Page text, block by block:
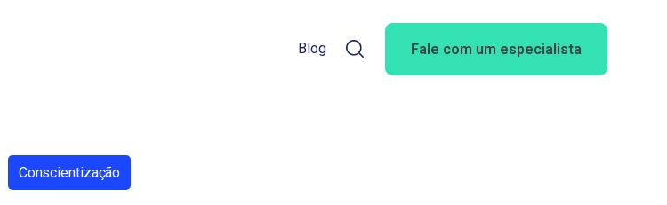
Blog Fale com um especialista
Conscientização